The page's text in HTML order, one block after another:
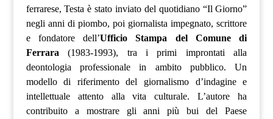
ferrarese, Testa è stato inviato del quotidiano “Il Giorno”
negli anni di piombo, poi giornalista impegnato, scrittore
e fondatore dell’Ufficio Stampa del Comune di
Ferrara(1983-1993), tra i primi improntati alla
deontologia professionale in ambito pubblico. Un
modello di riferimento del giornalismo d’indagine e
intellettuale attento alla vita culturale. L’autore ha
contribuito a mostrare gli anni più bui del Paese